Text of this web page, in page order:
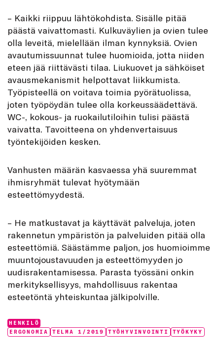
– Kaikki riippuu lähtökohdista. Sisälle pitää
päästä vaivattomasti. Kulkuväylien ja ovien tulee
olla leveitä, mielellään ilman kynnyksiä. Ovien
avautumissuunnat tulee huomioida, jotta niiden
eteen jää riittävästi tilaa. Liukuovet ja sähköiset
avausmekanismit helpottavat liikkumista.
Työpisteellä on voitava toimia pyörätuolissa,
joten työpöydän tulee olla korkeussäädettävä.
WC-, kokous- ja ruokailutiloihin tulisi päästä
vaivatta. Tavoitteena on yhdenvertaisuus
työntekijöiden kesken.
Vanhusten määrän kasvaessa yhä suuremmat
ihmisryhmät tulevat hyötymään
esteettömyydestä.
– He matkustavat ja käyttävät palveluja, joten
rakennetun ympäristön ja palveluiden pitää olla
esteettömiä. Säästämme paljon, jos huomioimme
muuntojoustavuuden ja esteettömyyden jo
uudisrakentamisessa. Parasta työssäni onkin
merkityksellisyys, mahdollisuus rakentaa
esteetöntä yhteiskuntaa jälkipolville.
Categories:
HENKILÖ
Tags:
ERGONOMIA TELMA 1/2019 TYÖHYVINVOINTI TYÖKYKY